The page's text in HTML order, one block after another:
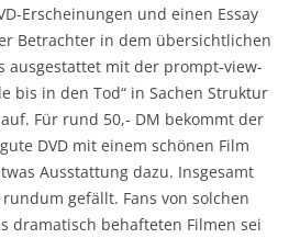
Erscheinungen und einen Essay
Betrachter in dem übersichtlichen
ausgestattet mit der prompt-view-
bis in den Tod“ in Sachen Struktur
Für rund 50,- DM bekommt der
DVD mit einem schönen Film
Ausstattung dazu. Insgesamt
gefällt. Fans von solchen
dramatisch behafteten Filmen sei